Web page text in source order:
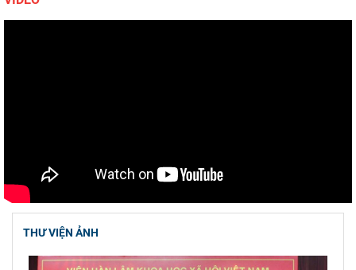
Viện Hàn lâm Khoa học xã hội Việt Nam
THƯ VIỆN ẢNH